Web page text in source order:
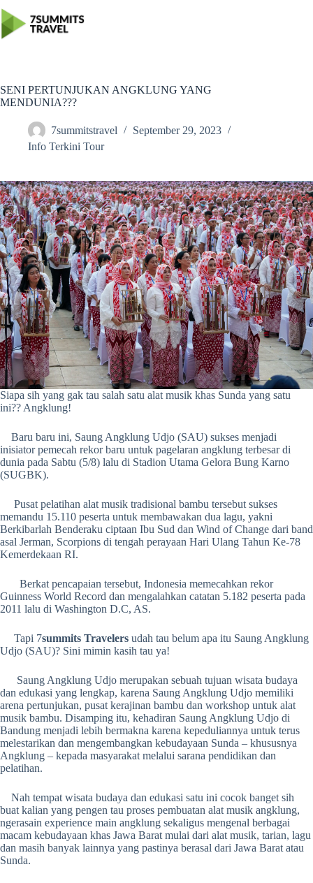
to
content
SENI PERTUNJUKAN ANGKLUNG YANG
MENDUNIA???
7summitstravel
September 29, 2023
Info Terkini Tour
Siapa sih yang gak tau salah satu alat musik khas Sunda yang satu
ini?? Angklung!
Baru baru ini, Saung Angklung Udjo (SAU) sukses menjadi
inisiator pemecah rekor baru untuk pagelaran angklung terbesar di
dunia pada Sabtu (5/8) lalu di Stadion Utama Gelora Bung Karno
(SUGBK).
Pusat pelatihan alat musik tradisional bambu tersebut sukses
memandu 15.110 peserta untuk membawakan dua lagu, yakni
Berkibarlah Benderaku ciptaan Ibu Sud dan Wind of Change dari band
asal Jerman, Scorpions di tengah perayaan Hari Ulang Tahun Ke-78
Kemerdekaan RI.
Berkat pencapaian tersebut, Indonesia memecahkan rekor
Guinness World Record dan mengalahkan catatan 5.182 peserta pada
2011 lalu di Washington D.C, AS.
Tapi 7summits Travelers udah tau belum apa itu Saung Angklung
Udjo (SAU)? Sini mimin kasih tau ya!
Saung Angklung Udjo merupakan sebuah tujuan wisata budaya
dan edukasi yang lengkap, karena Saung Angklung Udjo memiliki
arena pertunjukan, pusat kerajinan bambu dan workshop untuk alat
musik bambu. Disamping itu, kehadiran Saung Angklung Udjo di
Bandung menjadi lebih bermakna karena kepeduliannya untuk terus
melestarikan dan mengembangkan kebudayaan Sunda – khususnya
Angklung – kepada masyarakat melalui sarana pendidikan dan
pelatihan.
Nah tempat wisata budaya dan edukasi satu ini cocok banget sih
buat kalian yang pengen tau proses pembuatan alat musik angklung,
ngerasain experience main angklung sekaligus mengenal berbagai
macam kebudayaan khas Jawa Barat mulai dari alat musik, tarian, lagu
dan masih banyak lainnya yang pastinya berasal dari Jawa Barat atau
Sunda.